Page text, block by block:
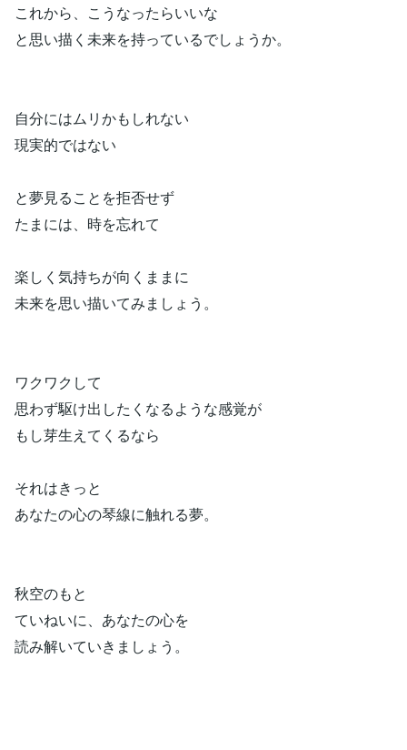
これから、こうなったらいいな
と思い描く未来を持っているでしょうか。
自分にはムリかもしれない
現実的ではない
と夢見ることを拒否せず
たまには、時を忘れて
楽しく気持ちが向くままに
未来を思い描いてみましょう。
ワクワクして
思わず駆け出したくなるような感覚が
もし芽生えてくるなら
それはきっと
あなたの心の琴線に触れる夢。
秋空のもと
ていねいに、あなたの心を
読み解いていきましょう。